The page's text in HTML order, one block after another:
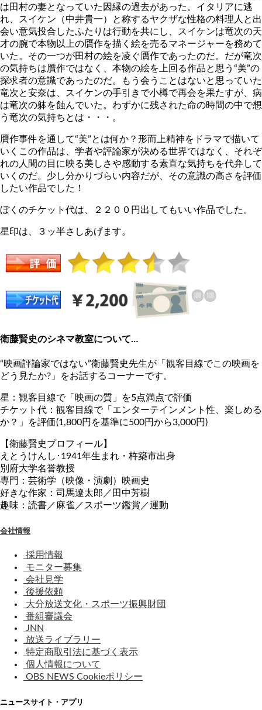
は田村の妻となっていた因縁の過去があった。イタリアに逃
れ、スイケン（中井貴一）と称するヤクザな性格の料理人と出
会い意気投合したふたりは行動を共にし、スイケンは竜次の天
才の腕で本物以上の贋作を描く絵を売るマネージャーを務めて
いた。その一つが田村の絵を凌ぐ贋作であったのだ。だが竜次
の気持ちは贋作ではなく、本物の絵を上回る作品と思う“美”の
探求者の意識であったのだ。もう会うことはないと思っていた
竜次と安奈は、スイケンの手引きで小樽で再会を果たすが、病
は竜次の躰を蝕んでいた。わずかに残された命の時間の中で想
う竜次の気持ちとは・・・。
贋作事件を通して“美”とは何か？形而上精神をドラマで描いて
いくこの作品は、学者や評論家が決める世界ではなく、それぞ
れの人間の目に映る美しさや感動する素直な気持ちを代弁して
いくのだ。少し分かりづらい内容だが、その意識の高さを評価
したい作品でした！
ぼくのチケット代は、２２００円出してもいい作品でした。
星印は、３ッ半さしあげます。
衛藤賢史のシネマ教室について…
“映画評論家ではない”衛藤賢史先生が「観客目線でこの映画を
どう見たか?」をお話するコーナーです。
星：観客目線で「映画の質」を5点満点で評価
チケット代：観客目線で「エンターテインメント性、楽しめる
か？」を評価(1,800円を基準に500円から3,000円)
【衛藤賢史プロフィール】
えとうけんし･1941年生まれ・杵築市出身
別府大学名誉教授
専門：芸術学（映像・演劇）映画史
好きな作家：司馬遼太郎／田中芳樹
趣味：読書／麻雀／スポーツ鑑賞／運動
会社情報
採用情報
モニター募集
会社見学
後援依頼
大分放送文化・スポーツ振興財団
番組審議会
JNN
放送ライブラリー
特定商取引法に基づく表示
個人情報について
OBS NEWS Cookieポリシー
ニュースサイト・アプリ